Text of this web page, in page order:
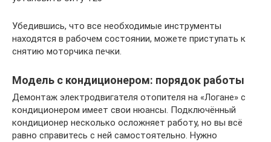
Убедившись, что все необходимые инструменты
находятся в рабочем состоянии, можете приступать к
снятию моторчика печки.
Модель с кондиционером: порядок работы
Демонтаж электродвигателя отопителя на «Логане» с
кондиционером имеет свои нюансы. Подключённый
кондиционер несколько осложняет работу, но вы всё
равно справитесь с ней самостоятельно. Нужно